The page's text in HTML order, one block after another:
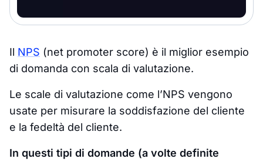
Il NPS (net promoter score) è il miglior esempio
di domanda con scala di valutazione.
Le scale di valutazione come l’NPS vengono
usate per misurare la soddisfazione del cliente
e la fedeltà del cliente.
In questi tipi di domande (a volte definite